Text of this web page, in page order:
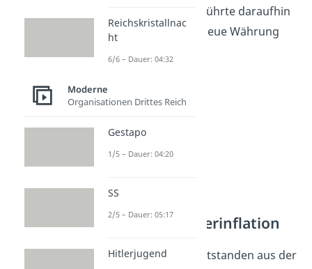
Gustav Stresemann führte daraufhin
dieRentenmarkals neue Währung
Folgen der Hyperinflation
Drei große Folgen entstanden aus der
Reichskristallnac
ht
6/6 – Dauer: 04:32
Moderne
Organisationen Drittes Reich
Gestapo
1/5 – Dauer: 04:20
SS
2/5 – Dauer: 05:17
Hitlerjugend